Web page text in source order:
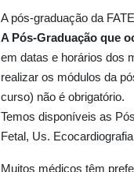
A pós-graduação da
A Pós-Graduação que
em datas e horários dos
realizar os módulos da
curso) não é obrigatório.
Temos disponíveis as
Fetal, Us.
Muitos médicos têm